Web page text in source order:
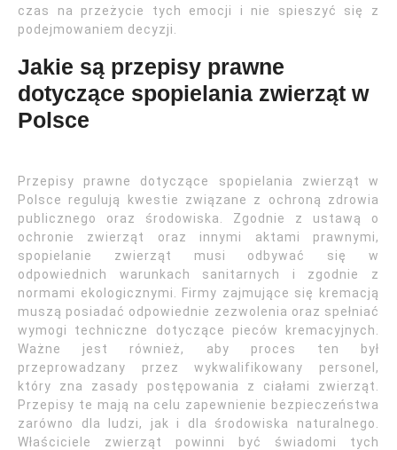
czas na przeżycie tych emocji i nie spieszyć się z
podejmowaniem decyzji.
Jakie są przepisy prawne
dotyczące spopielania zwierząt w
Polsce
Przepisy prawne dotyczące spopielania zwierząt w
Polsce regulują kwestie związane z ochroną zdrowia
publicznego oraz środowiska. Zgodnie z ustawą o
ochronie zwierząt oraz innymi aktami prawnymi,
spopielanie zwierząt musi odbywać się w
odpowiednich warunkach sanitarnych i zgodnie z
normami ekologicznymi. Firmy zajmujące się kremacją
muszą posiadać odpowiednie zezwolenia oraz spełniać
wymogi techniczne dotyczące pieców kremacyjnych.
Ważne jest również, aby proces ten był
przeprowadzany przez wykwalifikowany personel,
który zna zasady postępowania z ciałami zwierząt.
Przepisy te mają na celu zapewnienie bezpieczeństwa
zarówno dla ludzi, jak i dla środowiska naturalnego.
Właściciele zwierząt powinni być świadomi tych